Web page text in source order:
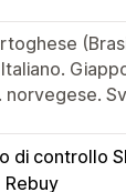
di controllo
Rebuy